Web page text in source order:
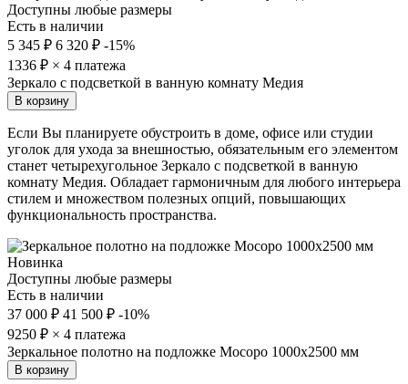
Доступны любые размеры
Есть в наличии
5 345 ₽ 6 320 ₽ -15%
1336 ₽ × 4 платежа
Зеркало с подсветкой в ванную комнату Медия
В корзину
Если Вы планируете обустроить в доме, офисе или студии
уголок для ухода за внешностью, обязательным его элементом
станет четырехугольное Зеркало с подсветкой в ванную
комнату Медия. Обладает гармоничным для любого интерьера
стилем и множеством полезных опций, повышающих
функциональность пространства.
Новинка
Доступны любые размеры
Есть в наличии
37 000 ₽ 41 500 ₽ -10%
9250 ₽ × 4 платежа
Зеркальное полотно на подложке Мосоро 1000х2500 мм
В корзину